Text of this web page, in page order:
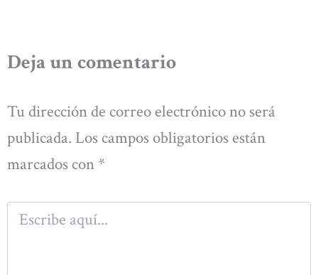
Deja un comentario
Tu dirección de correo electrónico no será
publicada. Los campos obligatorios están
marcados con *
aquí...